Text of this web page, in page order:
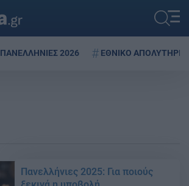
ΠΑΝΕΛΛΗΝΙΕΣ 2026 ΕΘΝΙΚΟ ΑΠΟΛΥΤΗΡΙΟ
Πανελλήνιες 2025: Για ποιούς